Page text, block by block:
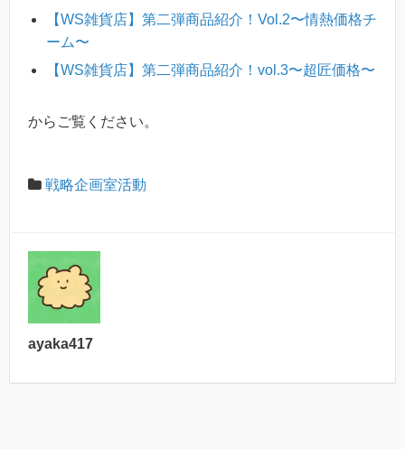
【WS雑貨店】第二弾商品紹介！Vol.2〜情熱価格チ
ーム〜
【WS雑貨店】第二弾商品紹介！vol.3〜超匠価格〜
からご覧ください。
戦略企画室活動
ayaka417